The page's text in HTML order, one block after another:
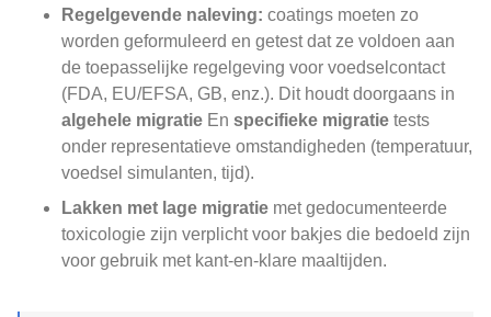
Regelgevende naleving: coatings moeten zo
worden geformuleerd en getest dat ze voldoen aan
de toepasselijke regelgeving voor voedselcontact
(FDA, EU/EFSA, GB, enz.). Dit houdt doorgaans in
algehele migratie En specifieke migratie tests
onder representatieve omstandigheden (temperatuur,
voedsel simulanten, tijd).
Lakken met lage migratie met gedocumenteerde
toxicologie zijn verplicht voor bakjes die bedoeld zijn
voor gebruik met kant-en-klare maaltijden.